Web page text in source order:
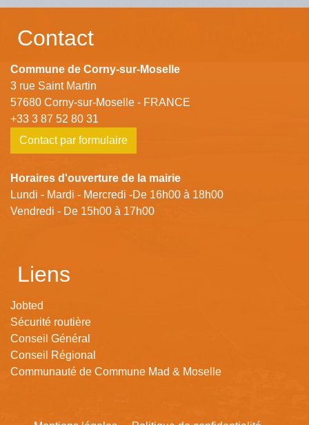
Contact
Commune de Corny-sur-Moselle
3 rue Saint Martin
57680 Corny-sur-Moselle - FRANCE
+33 3 87 52 80 31
Contact par formulaire
Horaires d'ouverture de la mairie
Lundi - Mardi - Mercredi -De 16h00 à 18h00
Vendredi - De 15h00 à 17h00
Liens
Jobted
Sécurité routière
Conseil Général
Conseil Régional
Communauté de Commune Mad & Moselle